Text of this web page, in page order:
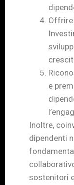
Offrire
e
Inoltre,
dipendenti
sostenitori